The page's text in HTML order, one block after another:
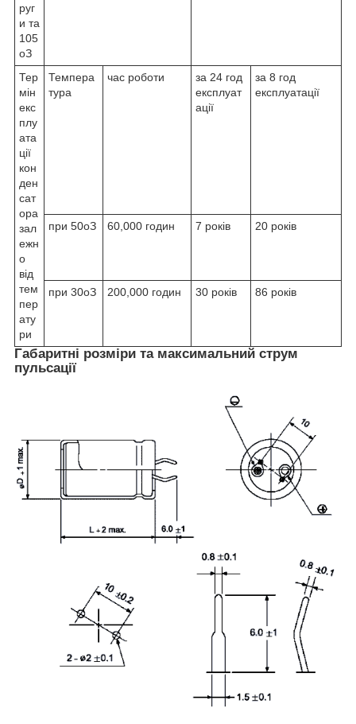
руг
и та
105
оЗ
Тер
мін
екс
плу
ата
ції
кон
ден
сат
ора
зал
ежн
о
від
тем
пер
ату
ри
Темпера
тура
час роботи
за 24 год
експлуат
ації
за 8 год
експлуатації
при 50оЗ 60,000 годин 7 років 20 років
при 30оЗ 200,000 годин 30 років 86 років
Габаритні розміри та максимальний струм
пульсації